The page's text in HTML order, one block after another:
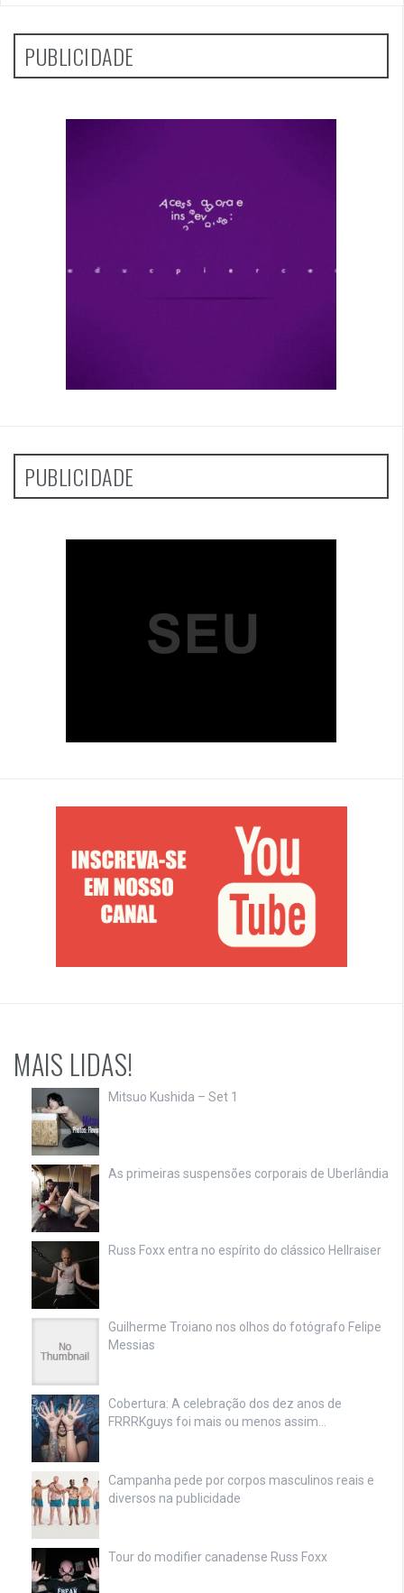
PUBLICIDADE
PUBLICIDADE
MAIS LIDAS!
Mitsuo Kushida – Set 1
As primeiras suspensões corporais de Uberlândia
Russ Foxx entra no espírito do clássico Hellraiser
Guilherme Troiano nos olhos do fotógrafo Felipe
Messias
Cobertura: A celebração dos dez anos de
FRRRKguys foi mais ou menos assim…
Campanha pede por corpos masculinos reais e
diversos na publicidade
Tour do modifier canadense Russ Foxx